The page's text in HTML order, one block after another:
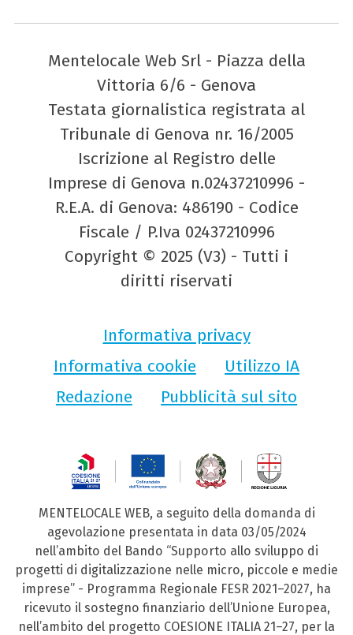
Mentelocale Web Srl - Piazza della
Vittoria 6/6 - Genova
Testata giornalistica registrata al
Tribunale di Genova nr. 16/2005
Iscrizione al Registro delle
Imprese di Genova n.02437210996 -
R.E.A. di Genova: 486190 - Codice
Fiscale / P.Iva 02437210996
Copyright © 2025 (V3) - Tutti i
diritti riservati
Informativa privacy
Informativa cookie
Utilizzo IA
Redazione
Pubblicità sul sito
MENTELOCALE WEB, a seguito della domanda di
agevolazione presentata in data 03/05/2024
nell’ambito del Bando “Supporto allo sviluppo di
progetti di digitalizzazione nelle micro, piccole e medie
imprese” - Programma Regionale FESR 2021–2027, ha
ricevuto il sostegno finanziario dell’Unione Europea,
nell’ambito del progetto COESIONE ITALIA 21–27, per la